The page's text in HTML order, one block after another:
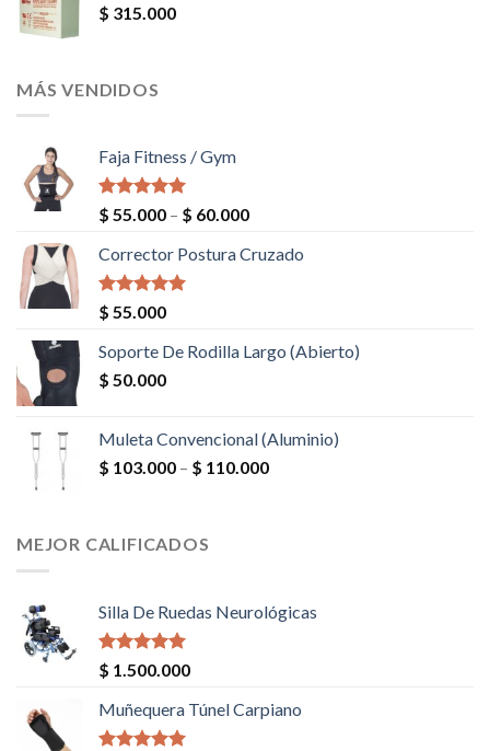
$ 315.000
MÁS VENDIDOS
Faja Fitness / Gym
Valorado en
5.00
$ 55.000 – $ 60.000
Corrector Postura Cruzado
Valorado en
5.00
$ 55.000
Soporte De Rodilla Largo (Abierto)
$ 50.000
Muleta Convencional (Aluminio)
$ 103.000 – $ 110.000
MEJOR CALIFICADOS
Silla De Ruedas Neurológicas
Valorado en
5.00
$ 1.500.000
Muñequera Túnel Carpiano